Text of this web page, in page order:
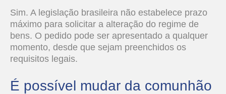
Sim. A legislação brasileira não estabelece prazo
máximo para solicitar a alteração do regime de
bens. O pedido pode ser apresentado a qualquer
momento, desde que sejam preenchidos os
requisitos legais.
É possível mudar da comunhão